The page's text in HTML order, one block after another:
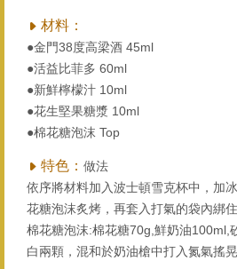
材料：
●金門38度高梁酒 45ml
●活益比菲多 60ml
●新鮮檸檬汁 10ml
●花生堅果糖漿 10ml
●棉花糖泡沫 Top
特色： 做法
依序將材料加入波士頓雪克杯中，加
花糖泡沫炙烤，再套入打氣的袋內綁住
棉花糖泡沫:棉花糖70g,鮮奶油100ml,
白兩顆，混和於奶油槍中打入氮氣搖